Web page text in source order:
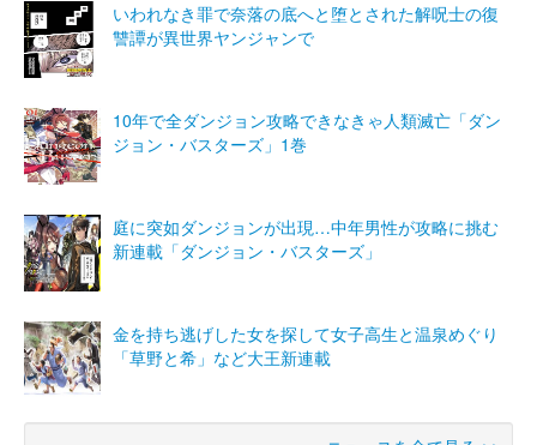
いわれなき罪で奈落の底へと堕とされた解呪士の復
讐譚が異世界ヤンジャンで
10年で全ダンジョン攻略できなきゃ人類滅亡「ダン
ジョン・バスターズ」1巻
庭に突如ダンジョンが出現…中年男性が攻略に挑む
新連載「ダンジョン・バスターズ」
金を持ち逃げした女を探して女子高生と温泉めぐり
「草野と希」など大王新連載